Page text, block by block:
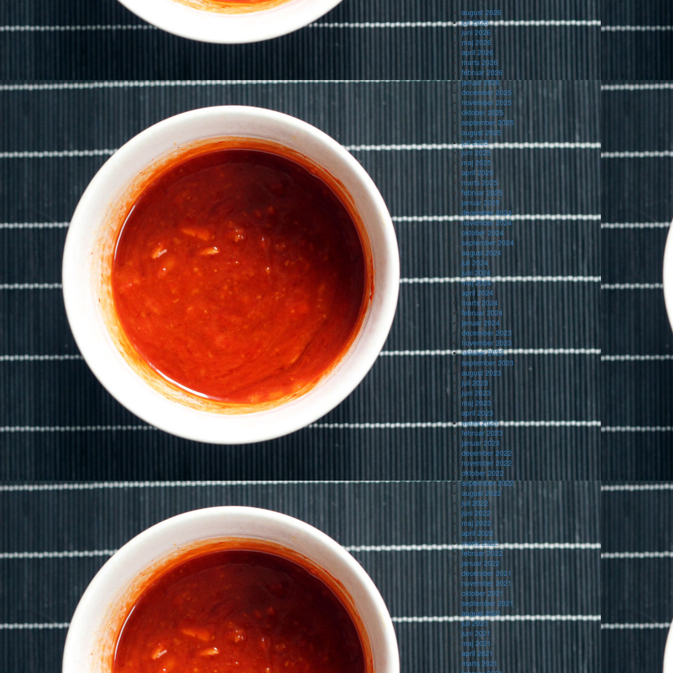
august 2026
juli 2026
juni 2026
maj 2026
april 2026
marts 2026
februar 2026
januar 2026
december 2025
november 2025
oktober 2025
september 2025
august 2025
juli 2025
juni 2025
maj 2025
april 2025
marts 2025
februar 2025
januar 2025
december 2024
november 2024
oktober 2024
september 2024
august 2024
juli 2024
juni 2024
maj 2024
april 2024
marts 2024
februar 2024
januar 2024
december 2023
november 2023
oktober 2023
september 2023
august 2023
juli 2023
juni 2023
maj 2023
april 2023
marts 2023
februar 2023
januar 2023
december 2022
november 2022
oktober 2022
september 2022
august 2022
juli 2022
juni 2022
maj 2022
april 2022
marts 2022
februar 2022
januar 2022
december 2021
november 2021
oktober 2021
september 2021
august 2021
juli 2021
juni 2021
maj 2021
april 2021
marts 2021